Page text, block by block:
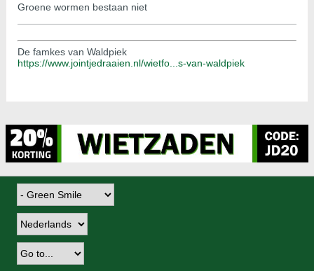
Groene wormen bestaan niet
De famkes van Waldpiek
https://www.jointjedraaien.nl/wietfo...s-van-waldpiek